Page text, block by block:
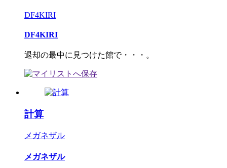
DF4KIRI
DF4KIRI
退却の最中に見つけた館で・・・。
計算
メガネザル
メガネザル